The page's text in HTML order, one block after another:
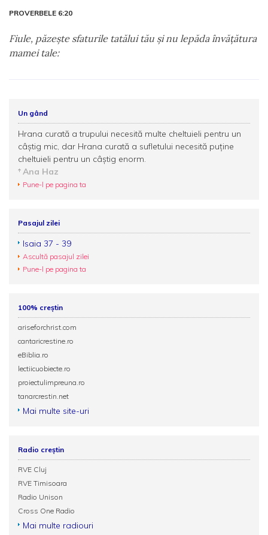
PROVERBELE 6:20
Fiule, păzeşte sfaturile tatălui tău şi nu lepăda învăţătura
mamei tale:
Un gând
Hrana curată a trupului necesită multe cheltuieli pentru un
câștig mic, dar Hrana curată a sufletului necesită puține
cheltuieli pentru un câștig enorm.
Ana Haz
Pune-l pe pagina ta
Pasajul zilei
Isaia 37 - 39
Ascultă pasajul zilei
Pune-l pe pagina ta
100% creștin
ariseforchrist.com
cantaricrestine.ro
eBiblia.ro
lectiicuobiecte.ro
proiectulimpreuna.ro
tanarcrestin.net
Mai multe site-uri
Radio creștin
RVE Cluj
RVE Timisoara
Radio Unison
Cross One Radio
Mai multe radiouri